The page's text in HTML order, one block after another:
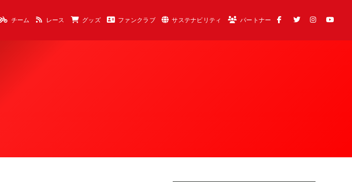
チーム レース グッズ ファンクラブ サステナビリティ パートナー